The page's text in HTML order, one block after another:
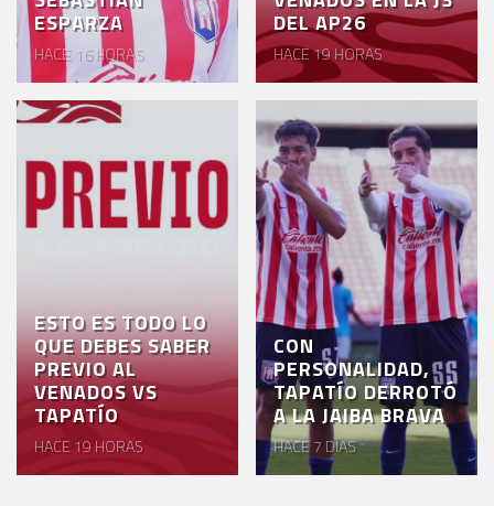
ESPARZA
HACE 16 HORAS
DEL AP26
HACE 19 HORAS
ESTO ES TODO LO
QUE DEBES SABER
PREVIO AL
VENADOS VS
TAPATÍO
HACE 19 HORAS
CON
PERSONALIDAD,
TAPATÍO DERROTÓ
A LA JAIBA BRAVA
HACE 7 DÍAS